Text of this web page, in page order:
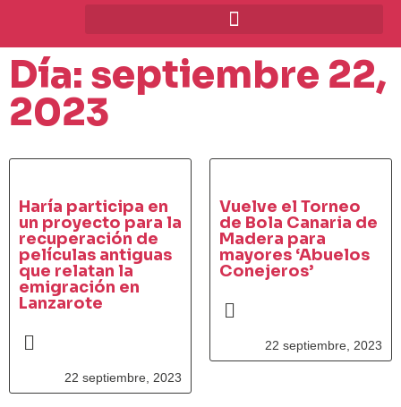
Día: septiembre 22,
2023
Haría participa en
un proyecto para la
recuperación de
películas antiguas
que relatan la
emigración en
Lanzarote
22 septiembre, 2023
Vuelve el Torneo
de Bola Canaria de
Madera para
mayores ‘Abuelos
Conejeros’
22 septiembre, 2023